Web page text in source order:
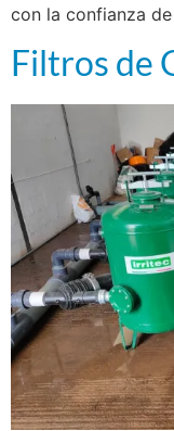
con la confianza
Filtros de